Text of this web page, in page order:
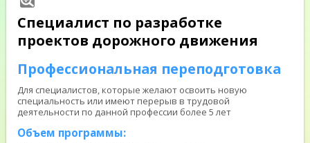
Специалист по разработке
проектов дорожного движения
Профессиональная переподготовка
Для специалистов, которые желают освоить новую
специальность или имеют перерыв в трудовой
деятельности по данной профессии более 5 лет
Объем программы: